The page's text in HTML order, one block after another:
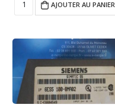
AJOUTER AU PANIER